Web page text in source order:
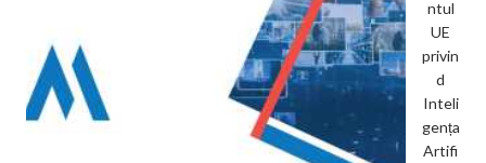
ntul
UE
privin
d
Inteli
gența
Artifi